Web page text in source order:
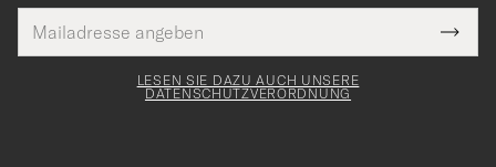
Mail
Adresse
Tack
för
LESEN SIE DAZU AUCH UNSERE
DATENSCHUTZVERORDNUNG